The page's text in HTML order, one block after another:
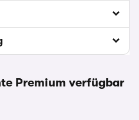
Premium verfügbar